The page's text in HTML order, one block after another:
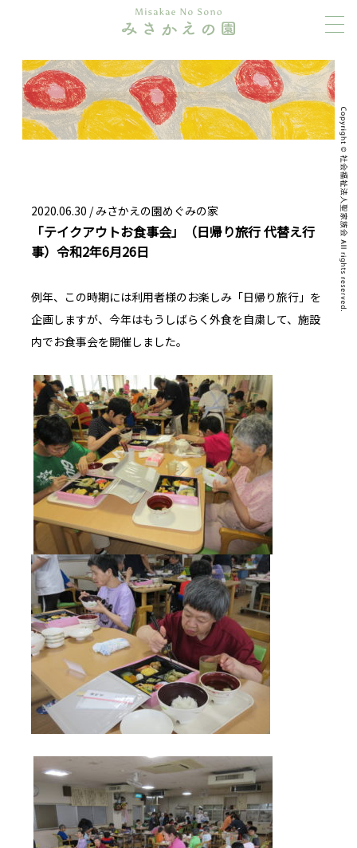
2020.06.30 /みさかえの園めぐみの家
「テイクアウトお食事会」（日帰り旅行 代替え行
事）令和2年6月26日
例年、この時期には利用者様のお楽しみ「日帰り旅行」を
企画しますが、今年はもうしばらく外食を自粛して、施設
内でお食事会を開催しました。